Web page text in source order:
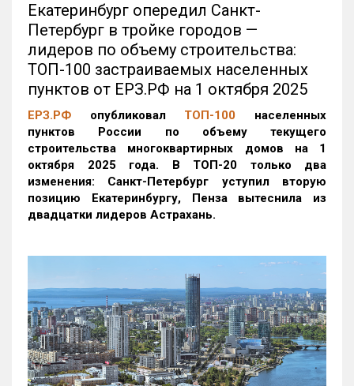
Екатеринбург опередил Санкт-
Петербург в тройке городов —
лидеров по объему строительства:
ТОП-100 застраиваемых населенных
пунктов от ЕРЗ.РФ на 1 октября 2025
ЕРЗ.РФ опубликовал ТОП-100 населенных
пунктов России по объему текущего
строительства многоквартирных домов на 1
октября 2025 года. В ТОП-20 только два
изменения: Санкт-Петербург уступил вторую
позицию Екатеринбургу, Пенза вытеснила из
двадцатки лидеров Астрахань.